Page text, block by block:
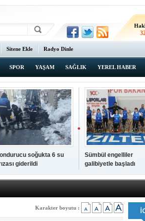
Sitene Ekle Radyo Dinle
SPOR YAŞAM SAĞLIK YEREL HABER
soğukta 6 su
giderildi
Sümbül engelliler
galibiyetle başladı
başladı
yapıyoruz
Karakter boyutu :